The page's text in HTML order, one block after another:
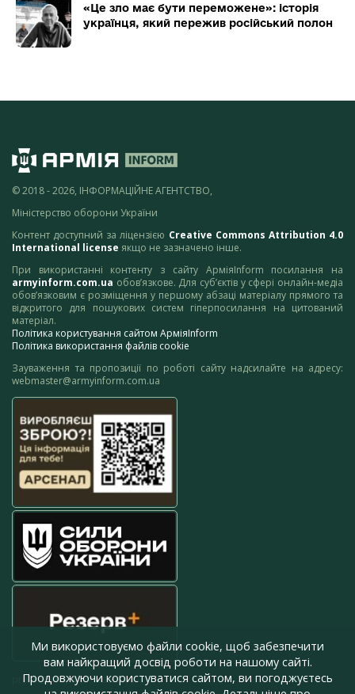
«Це зло має бути переможене»: історія
українця, який пережив російський полон
© 2018 - 2026, ІНФОРМАЦІЙНЕ АГЕНТСТВО,
Міністерство оборони України
Контент доступний за ліцензією Creative Commons Attribution 4.0
International license якщо не зазначено інше.
При використанні контенту з сайту АрміяInform посилання на
armyinform.com.ua обов’язкове. Для суб’єктів у сфері онлайн-медіа
обов’язковим є розміщення у першому абзаці матеріалу прямого та
відкритого для пошукових систем гіперпосилання на цитований
матеріал.
Політика користування сайтом АрміяInform
Політика використання файлів cookie
Зауваження та пропозиції по роботі сайту надсилайте на адресу:
webmaster@armyinform.com.ua
press@armyinform.com.ua
Ми використовуємо файли cookie, щоб забезпечити
вам найкращий досвід роботи на нашому сайті.
Продовжуючи користуватися сайтом, ви погоджуєтесь